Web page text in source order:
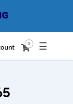
0 ☰